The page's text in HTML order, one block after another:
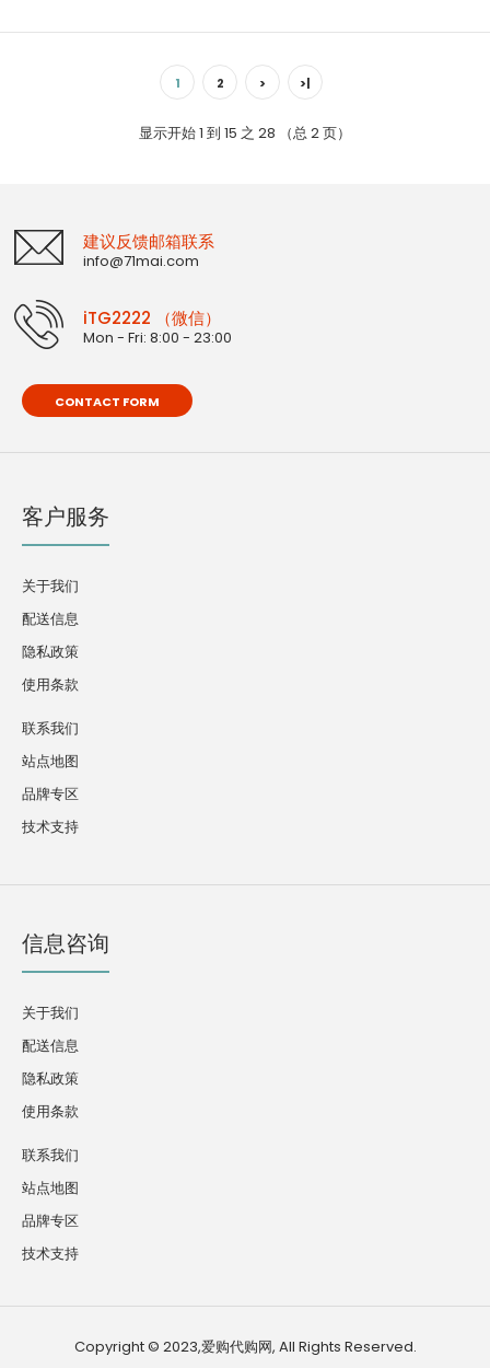
1 2 > >|
显示开始 1 到 15 之 28 （总 2 页）
建议反馈邮箱联系
info@71mai.com
iTG2222 （微信）
Mon - Fri: 8:00 - 23:00
CONTACT FORM
客户服务
关于我们
配送信息
隐私政策
使用条款
联系我们
站点地图
品牌专区
技术支持
信息咨询
关于我们
配送信息
隐私政策
使用条款
联系我们
站点地图
品牌专区
技术支持
Copyright © 2023,爱购代购网, All Rights Reserved.